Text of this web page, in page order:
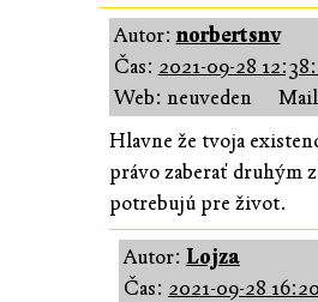
Autor:norbertsnv
Čas: 2021-09-28
Web: neuveden
Hlavne že tvoja
právo zaberať druhým
potrebujú pre život.
Autor: Lojza
Čas: 2021-09-28